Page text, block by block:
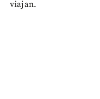
viajan.